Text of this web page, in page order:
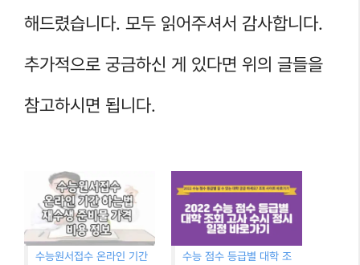
해드렸습니다. 모두 읽어주셔서 감사합니다.
추가적으로 궁금하신 게 있다면 위의 글들을
참고하시면 됩니다.
수능원서접수 온라인 기간
수능 점수 등급별 대학 조